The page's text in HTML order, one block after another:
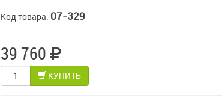
Код товара: 07-329
39 760
КУПИТЬ